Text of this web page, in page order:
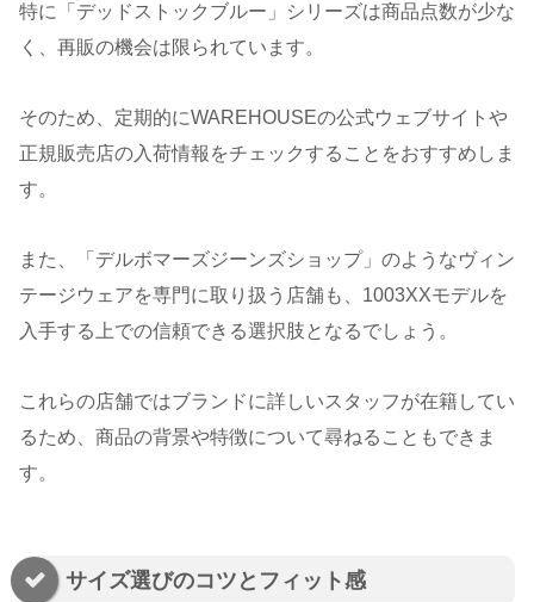
特に「デッドストックブルー」シリーズは商品点数が少な
く、再販の機会は限られています。
そのため、定期的にWAREHOUSEの公式ウェブサイトや
正規販売店の入荷情報をチェックすることをおすすめしま
す。
また、「デルボマーズジーンズショップ」のようなヴィン
テージウェアを専門に取り扱う店舗も、1003XXモデルを
入手する上での信頼できる選択肢となるでしょう。
これらの店舗ではブランドに詳しいスタッフが在籍してい
るため、商品の背景や特徴について尋ねることもできま
す。
サイズ選びのコツとフィット感